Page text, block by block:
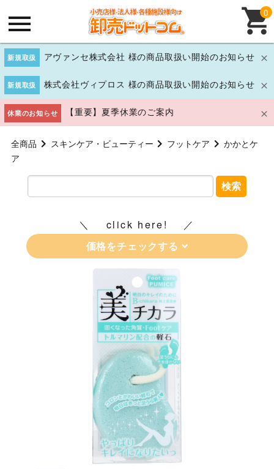
新規取扱 アヴァンセ株式会社 様の商品取扱い開始のお知らせ
新規取扱 株式会社ヴィプロス 様の商品取扱い開始のお知らせ
休業のお知らせ 【重要】夏季休業のご案内
0
全商品 スキンケア・ビューティー フットケア
かかとケ
ア
検索
click here!
価格をチェックする